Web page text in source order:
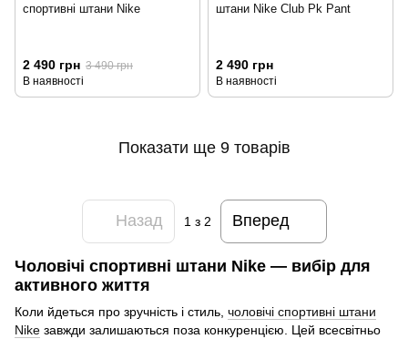
спортивні штани Nike
2 490 грн 3 490 грн
В наявності
штани Nike Club Pk Pant
2 490 грн
В наявності
Показати ще 9 товарів
Назад 1 з 2 Вперед
Чоловічі спортивні штани Nike — вибір для
активного життя
Коли йдеться про зручність і стиль, чоловічі спортивні штани
Nike завжди залишаються поза конкуренцією. Цей всесвітньо